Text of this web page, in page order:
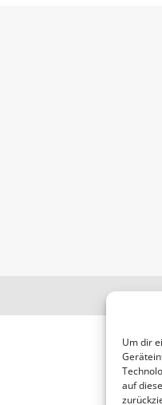
Um dir
auf